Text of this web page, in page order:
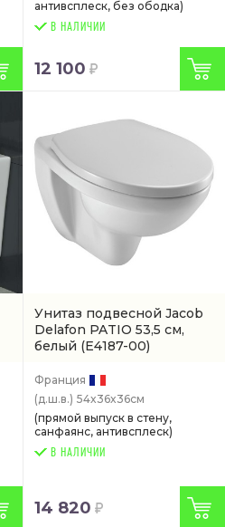
антивсплеск, без ободка)
В НАЛИЧИИ
12 100
Унитаз подвесной Jacob
Delafon PATIO 53,5 см,
белый (E4187-00)
Франция
(д.ш.в.) 54x36x36см
(прямой выпуск в стену,
санфаянс, антивсплеск)
В НАЛИЧИИ
14 820